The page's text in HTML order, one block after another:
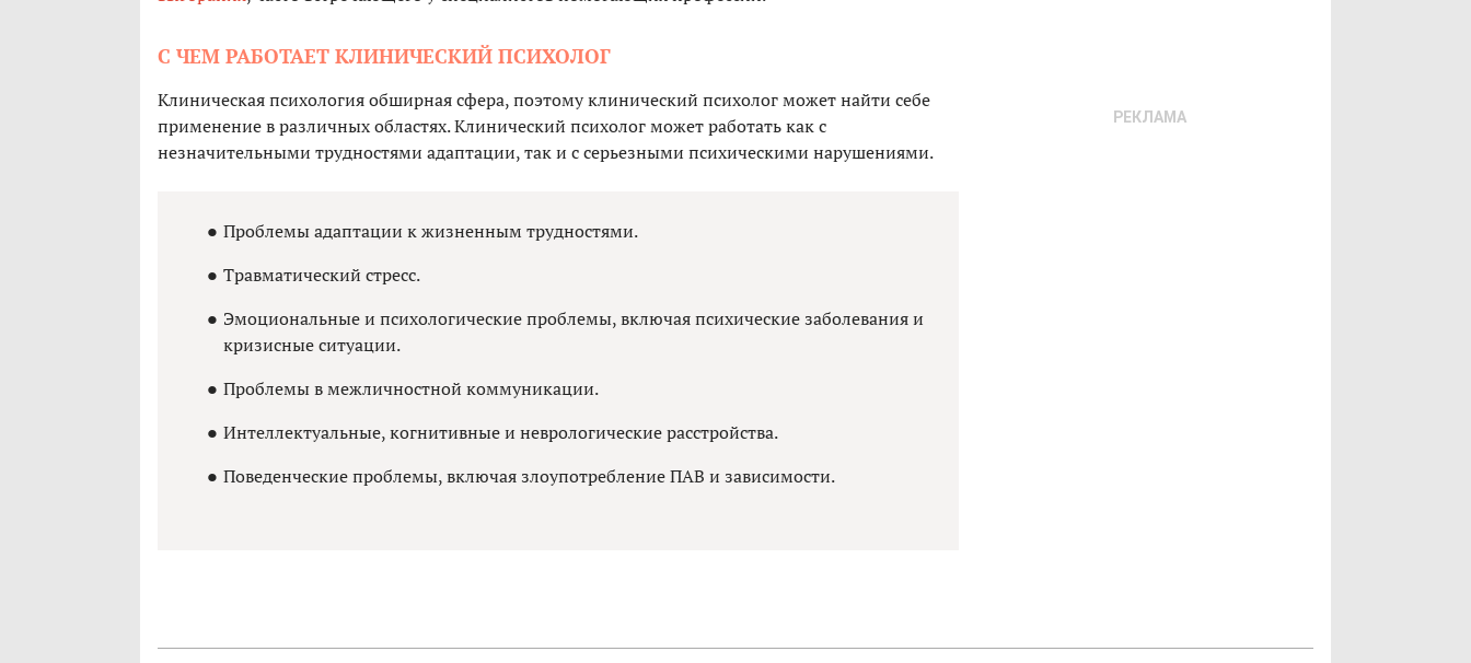
С ЧЕМ РАБОТАЕТ КЛИНИЧЕСКИЙ ПСИХОЛОГ
Клиническая психология обширная сфера, поэтому клинический психолог может найти себе
применение в различных областях. Клинический психолог может работать как с
незначительными трудностями адаптации, так и с серьезными психическими нарушениями.
Проблемы адаптации к жизненным трудностями.
Травматический стресс.
Эмоциональные и психологические проблемы, включая психические заболевания и
кризисные ситуации.
Проблемы в межличностной коммуникации.
Интеллектуальные, когнитивные и неврологические расстройства.
Поведенческие проблемы, включая злоупотребление ПАВ и зависимости.